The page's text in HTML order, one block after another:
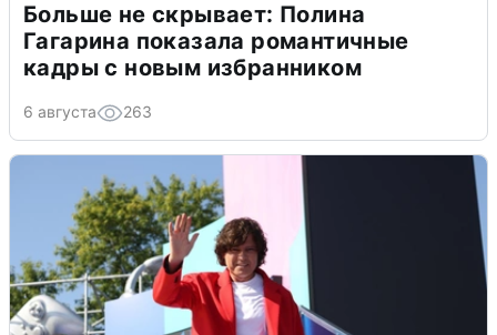
Больше не скрывает: Полина
Гагарина показала романтичные
кадры с новым избранником
6 августа 263